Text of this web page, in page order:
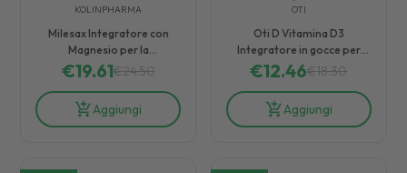
KOLINPHARMA
Milesax Integratore con
Magnesio per la
Funzionalità Muscolare 14
€19.61€24.50
Aggiungi
OTI
Oti D Vitamina D3
Integratore in gocce per
ossa e sistema immunitario
€12.46€18.30
Aggiungi